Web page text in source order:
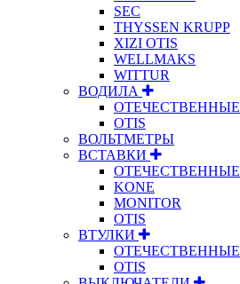
SEC
THYSSEN KRUPP
XIZI OTIS
WELLMAKS
WITTUR
ВОДИЛА
ОТЕЧЕСТВЕННЫЕ
OTIS
ВОЛЬТМЕТРЫ
ВСТАВКИ
ОТЕЧЕСТВЕННЫЕ
KONE
MONITOR
OTIS
ВТУЛКИ
ОТЕЧЕСТВЕННЫЕ
OTIS